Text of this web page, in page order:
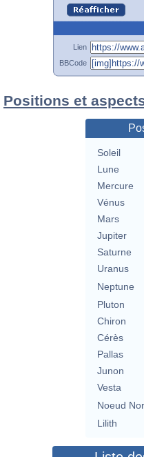
Lien
BBCode
Positions et
Soleil
Lune
Mercure
Vénus
Mars
Jupiter
Saturne
Uranus
Neptune
Pluton
Chiron
Cérès
Pallas
Junon
Vesta
Noeud
Lilith